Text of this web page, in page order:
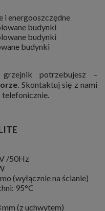
i energooszczędne
budynki
budynki
budynki
potrzebujesz –
. Skontaktuj się z nami
telefonicznie.
/50Hz
(wyłącznie na ścianie)
95°C
(z uchwytem)